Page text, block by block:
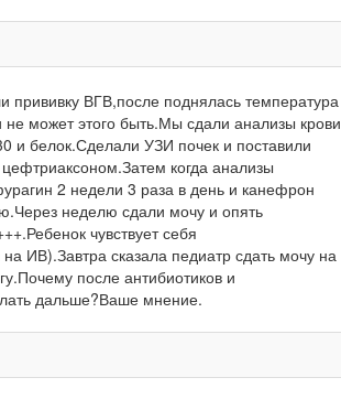
ВГВ,после поднялась температура
не может этого быть.Мы сдали анализы крови
и белок.Сделали УЗИ почек и поставили
когда анализы
2 недели 3 раза в день и канефрон
неделю сдали мочу и опять
чувствует себя
ИВ).Завтра сказала педиатр сдать мочу на
после антибиотиков и
дальше?Ваше мнение.